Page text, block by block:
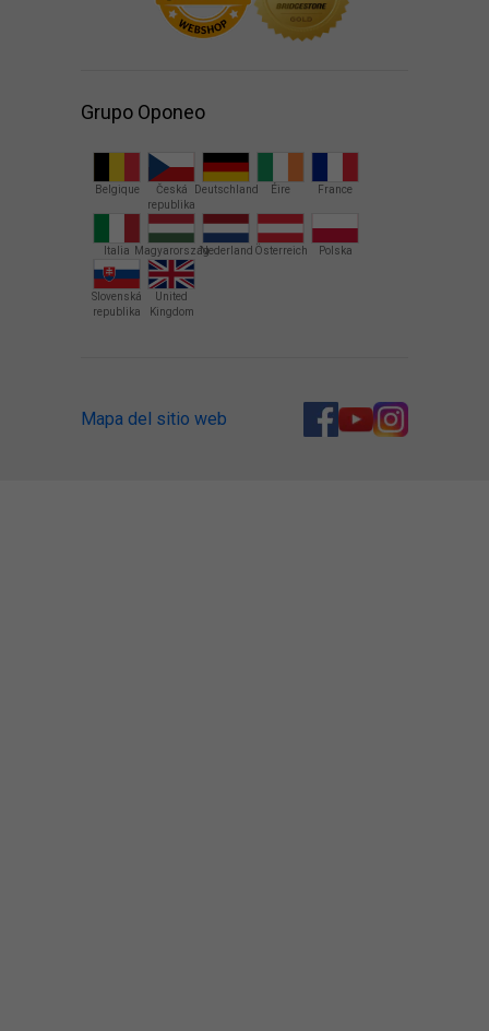
Grupo Oponeo
Belgique
Česká
republika
Deutschland Éire France
Italia MagyarországNederland Österreich Polska
Slovenská
republika
United
Kingdom
Mapa del sitio web